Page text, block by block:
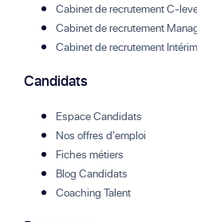
Cabinet de recrutement C-
Cabinet de recrutement
Cabinet de recrutement Intérim
Candidats
Espace Candidats
Nos offres d'emploi
Fiches métiers
Blog Candidats
Coaching Talent